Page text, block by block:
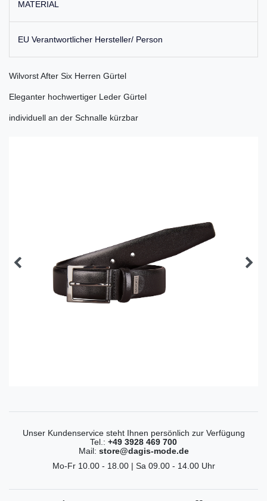
MATERIAL
EU Verantwortlicher Hersteller/ Person
Wilvorst After Six Herren Gürtel
Eleganter hochwertiger Leder Gürtel
individuell an der Schnalle kürzbar
Unser Kundenservice steht Ihnen persönlich zur Verfügung
Tel.: +49 3928 469 700
Mail: store@dagis-mode.de
Mo-Fr 10.00 - 18.00 | Sa 09.00 - 14.00 Uhr